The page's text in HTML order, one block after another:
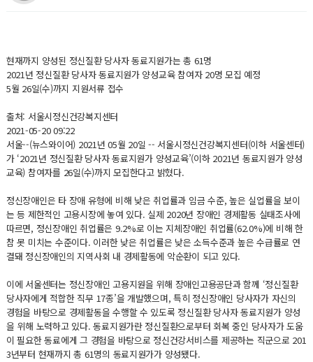
현재까지 양성된 정신질환 당사자 동료지원가는 총 61명
2021년 정신질환 당사자 동료지원가 양성교육 참여자 20명 모집 예정
5월 26일(수)까지 지원서류 접수
출처: 서울시정신건강복지센터
2021-05-20 09:22
서울--(뉴스와이어) 2021년 05월 20일 -- 서울시정신건강복지센터(이하 서울센터)
가 ‘2021년 정신질환 당사자 동료지원가 양성교육’(이하 2021년 동료지원가 양성
교육) 참여자를 26일(수)까지 모집한다고 밝혔다.
정신장애인은 타 장애 유형에 비해 낮은 취업률과 임금 수준, 높은 실업률을 보이
는 등 제한적인 고용시장에 놓여 있다. 실제 2020년 장애인 경제활동 실태조사에
따르면, 정신장애인 취업률은 9.2%로 이는 지체장애인 취업률(62.0%)에 비해 한
참 못 미치는 수준이다. 이러한 낮은 취업률은 낮은 소득수준과 높은 수급률로 연
결돼 정신장애인의 지역사회 내 경제활동에 악순환이 되고 있다.
이에 서울센터는 정신장애인 고용지원을 위해 장애인고용공단과 함께 ‘정신질환
당사자에게 적합한 직무 17종’을 개발했으며, 특히 정신장애인 당사자가 자신의
경험을 바탕으로 경제활동을 수행할 수 있도록 정신질환 당사자 동료지원가 양성
을 위해 노력하고 있다. 동료지원가란 정신질환으로부터 회복 중인 당사자가 도움
이 필요한 동료에게 그 경험을 바탕으로 정신건강서비스를 제공하는 직군으로 201
3년부터 현재까지 총 61명의 동료지원가가 양성됐다.